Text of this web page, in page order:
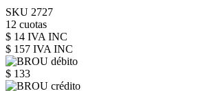
SKU 2727
12 cuotas
$ 14 IVA INC
$ 157 IVA INC
$ 133